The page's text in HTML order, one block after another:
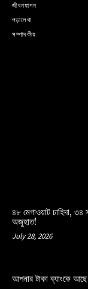
জীবনযাপন
পড়ালেখা
সম্পাদকীয়
৪৮ মেগাওয়াট চাহিদা, ৩৪
অজুহাত!
July 28, 2026
আপনার টাকা ব্যাংকে